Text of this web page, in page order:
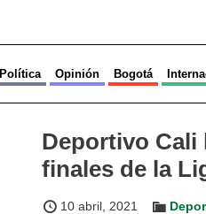
Política Opinión Bogotá
Deportivo Cali
finales de la
10 abril, 2021